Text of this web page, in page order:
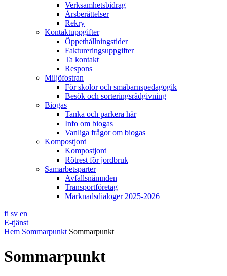
Verksamhetsbidrag
Årsberättelser
Rekry
Kontaktuppgifter
Öppethållningstider
Faktureringsuppgifter
Ta kontakt
Respons
Miljöfostran
För skolor och småbarnspedagogik
Besök och sorteringsrådgivning
Biogas
Tanka och parkera här
Info om biogas
Vanliga frågor om biogas
Kompostjord
Kompostjord
Rötrest för jordbruk
Samarbetsparter
Avfallsnämnden
Transportföretag
Marknadsdialoger 2025-2026
fi sv en
E-tjänst
Hem Sommarpunkt Sommarpunkt
Sommarpunkt